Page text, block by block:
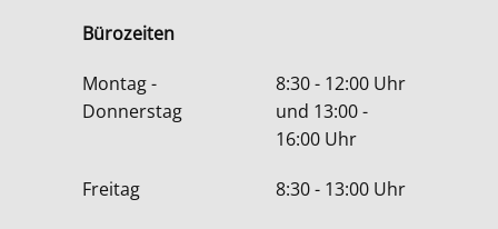
Bürozeiten
Montag -
Donnerstag
8:30 - 12:00 Uhr
und 13:00 -
16:00 Uhr
Freitag 8:30 - 13:00 Uhr